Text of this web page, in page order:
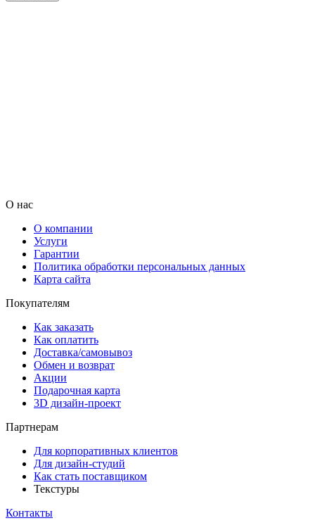
О нас
О компании
Услуги
Гарантии
Политика обработки персональных данных
Карта сайта
Покупателям
Как заказать
Как оплатить
Доставка/самовывоз
Обмен и возврат
Акции
Подарочная карта
3D дизайн-проект
Партнерам
Для корпоративных клиентов
Для дизайн-студий
Как стать поставщиком
Текстуры
Контакты